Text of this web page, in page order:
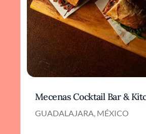
Mecenas Cocktail Bar &
GUADALAJARA, MÉXICO